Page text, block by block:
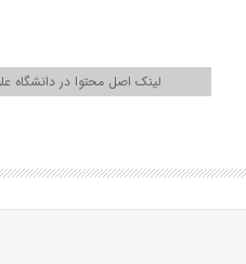
لینک اصل محتوا در دانشگاه